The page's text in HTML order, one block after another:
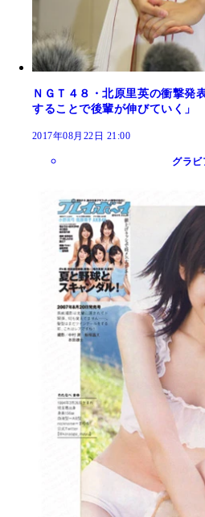
ＮＧＴ４８・北原里英の衝撃発
することで後輩が伸びていく」
2017年08月22日 21:00
グラビ